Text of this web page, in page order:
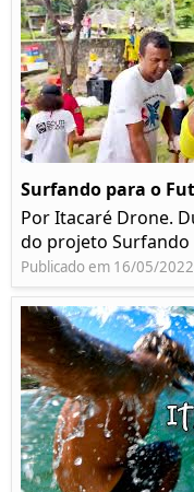
Surfando para o
Por Itacaré Drone.
do projeto Surfando
Publicado em 16/05/2022